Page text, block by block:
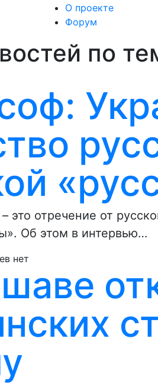
О проекте
Форум
по
это отречение от
Об этом в интервью…
нет